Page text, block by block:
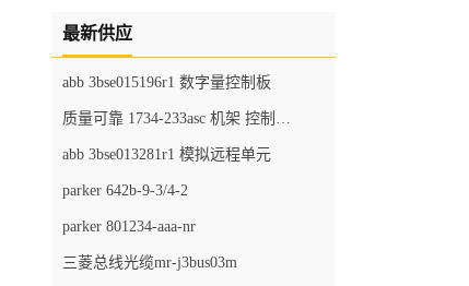
最新供应
abb 3bse015196r1 数字量控制板
质量可靠 1734-233asc 机架 控制器模块
abb 3bse013281r1 模拟远程单元
parker 642b-9-3/4-2
parker 801234-aaa-nr
三菱总线光缆mr-j3bus03m